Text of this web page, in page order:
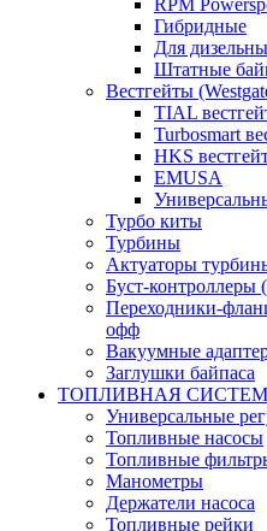
RPM
Гибридные
Для
Штатные
Вестгейты
TIAL
Turbosmart
HKS
EMUSA
Турбо киты
Турбины
Актуаторы
Буст-контроллеры
Переходники-
офф
Вакуумные
Заглушки байпаса
ТОПЛИВНАЯ
Универсальные
Топливные насосы
Топливные
Манометры
Держатели насоса
Топливные рейки